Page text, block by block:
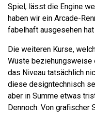
Spiel, lässt die Engine
haben wir ein Arcade-
fabelhaft ausgesehen
Die weiteren Kurse,
Wüste beziehungsweise
das Niveau tatsächlich
diese designtechnisch
aber in Summe etwas
Dennoch: Von grafischer